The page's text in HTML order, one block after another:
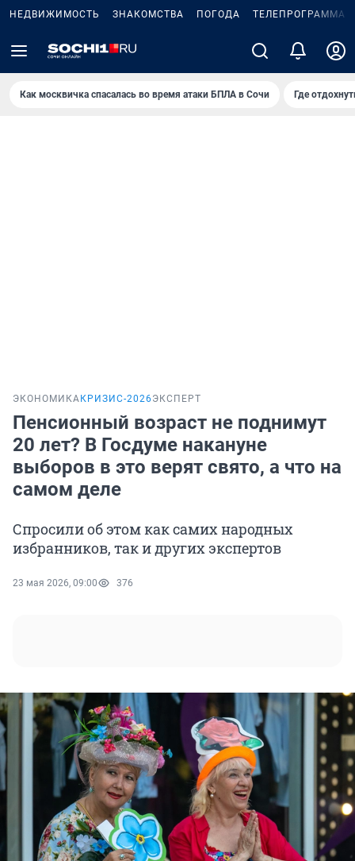
НЕДВИЖИМОСТЬ ЗНАКОМСТВА ПОГОДА ТЕЛЕПРОГРАММА
Как москвичка спасалась во время атаки БПЛА в Сочи Где
ЭКОНОМИКА КРИЗИС-2026ЭКСПЕРТ
Пенсионный возраст не поднимут
20 лет? В Госдуме накануне
выборов в это верят свято, а что на
самом деле
Спросили об этом как самих народных
избранников, так и других экспертов
23 мая 2026, 09:00 376